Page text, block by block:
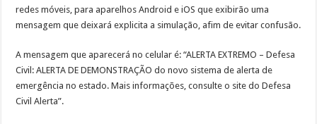
redes móveis, para aparelhos Android e iOS que exibirão uma
mensagem que deixará explicita a simulação, afim de evitar confusão.
A mensagem que aparecerá no celular é: “ALERTA EXTREMO – Defesa
Civil: ALERTA DE DEMONSTRAÇÃO do novo sistema de alerta de
emergência no estado. Mais informações, consulte o site do Defesa
Civil Alerta”.